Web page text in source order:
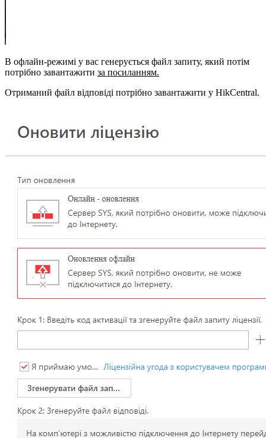
В офлайн-режимі у вас генерується файл запиту, який потім
потрібно завантажити за посиланням.
Отриманий файл відповіді потрібно завантажити у HikCentral.